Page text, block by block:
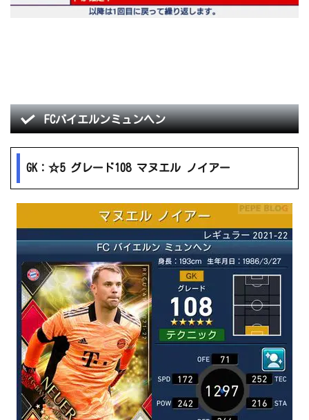
FCバイエルンミュンヘン
GK：☆5 グレード108 マヌエル ノイアー